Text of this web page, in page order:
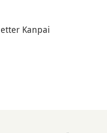
Kanpai